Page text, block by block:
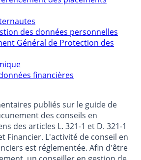
?
des placements
des données personnelles
Général de Protection des
financières
publiés sur le guide de
des conseils en
des articles L. 321-1 et D. 321-1
Financier. L'activité de conseil en